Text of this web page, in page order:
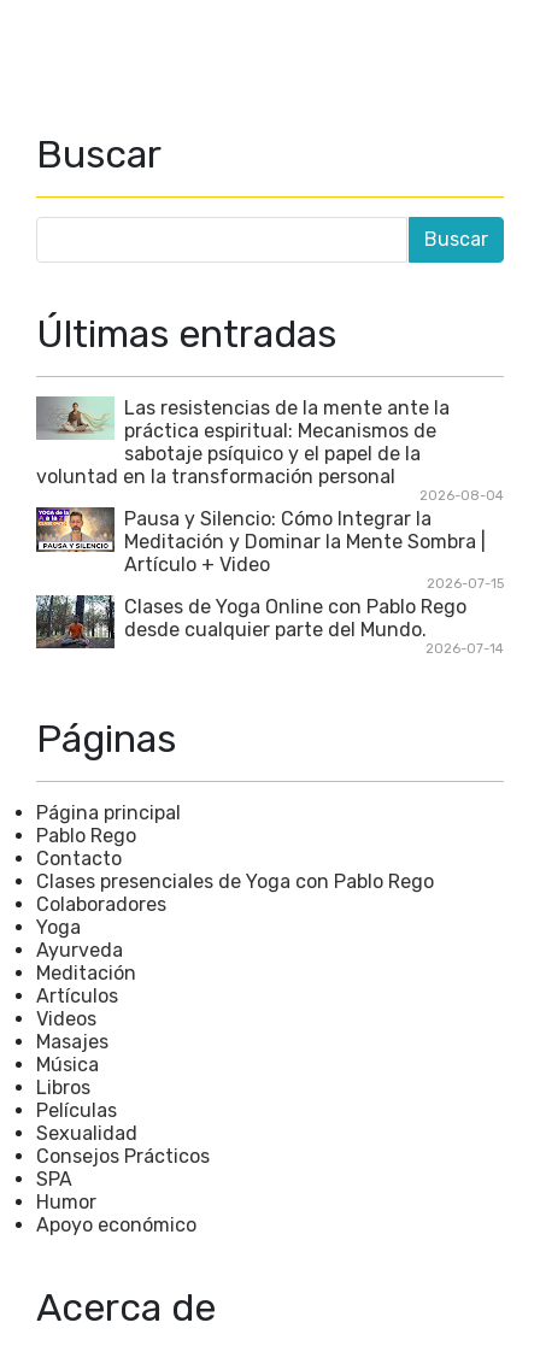
Buscar
Últimas entradas
Las resistencias de la mente ante la
práctica espiritual: Mecanismos de
sabotaje psíquico y el papel de la
voluntad en la transformación personal
2026-08-04
Pausa y Silencio: Cómo Integrar la
Meditación y Dominar la Mente Sombra |
Artículo + Video
2026-07-15
Clases de Yoga Online con Pablo Rego
desde cualquier parte del Mundo.
2026-07-14
Páginas
Página principal
Pablo Rego
Contacto
Clases presenciales de Yoga con Pablo Rego
Colaboradores
Yoga
Ayurveda
Meditación
Artículos
Videos
Masajes
Música
Libros
Películas
Sexualidad
Consejos Prácticos
SPA
Humor
Apoyo económico
Acerca de